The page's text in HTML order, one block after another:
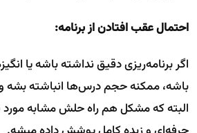
احتمال عقب افتادن از برنامه:
اگر برنامه‌ریزی دقیق نداشته باشه یا
باشه، ممکنه حجم درس‌ها انباشته بشه و
البته که مشکل هم راه حلش مشابه مورد